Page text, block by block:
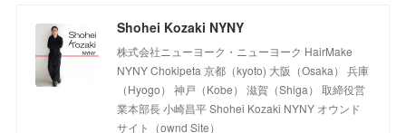
Shohei Kozaki NYNY
株式会社ニューヨーク・ニューヨーク HairMake
NYNY Chokipeta 京都（kyoto) 大阪（Osaka） 兵庫
（Hyogo） 神戸（Kobe） 滋賀（Shiga） 取締役営
業本部長 小崎昌平 Shohei Kozaki NYNY オウンド
サイト（ownd Site）